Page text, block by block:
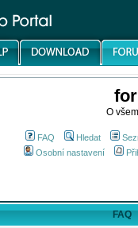
O
FAQ Hledat
Osobní nastavení
FAQ